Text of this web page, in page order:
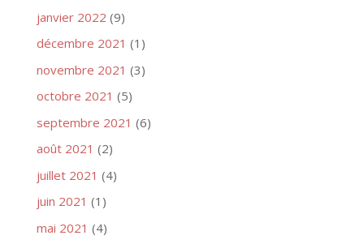
janvier 2022 (9)
décembre 2021 (1)
novembre 2021 (3)
octobre 2021 (5)
septembre 2021 (6)
août 2021 (2)
juillet 2021 (4)
juin 2021 (1)
mai 2021 (4)